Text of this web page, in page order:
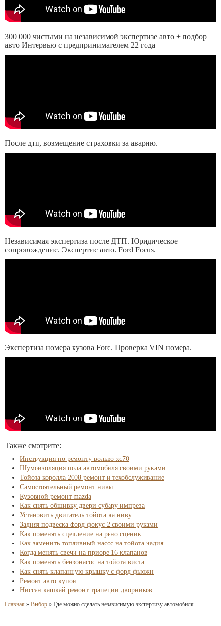
300 000 чистыми на независимой экспертизе авто + подбор
авто Интервью с предпринимателем 22 года
После дтп, возмещение страховки за аварию.
Независимая экспертиза после ДТП. Юридическое
сопровождение. Экспертис авто. Ford Focus.
Экспертиза номера кузова Ford. Проверка VIN номера.
Также смотрите:
Инструкция по ремонту вольво хс70
Шумоизоляция пола автомобиля своими руками
Тойота королла 2008 ремонт и техобслуживание
Самостоятельный ремонт нивы
Кузовной ремонт mazda
Как снять обшивку двери субару импреза
Установить двигатель тойота на ниву
Задняя подвеска форд фокус 2 своими руками
Как поменять сцепление на рено сценик
Как заменить топливный насос на тойота надия
Когда менять свечи на приоре 16 клапанов
Как поменять бензонасос на тойота виста
Как снять клапанную крышку с форд фьюжн
Ремонт авто купон
Ниссан кашкай ремонт трапеции дворников
Главная » Выбор » Где можно сделать независимую экспертизу автомобиля